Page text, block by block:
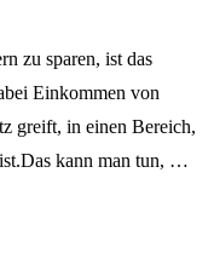
zu sparen, ist das
Einkommen von
greift, in einen Bereich,
kann man tun, …